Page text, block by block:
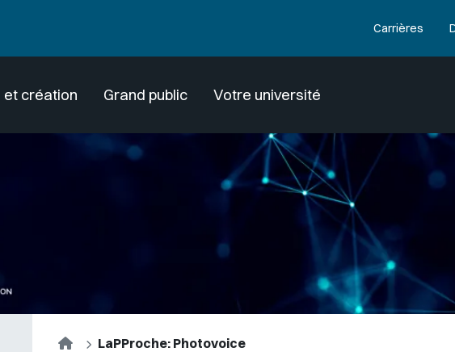
Carrières
et création Grand public Votre université
AccueilLaPProche: Photovoice